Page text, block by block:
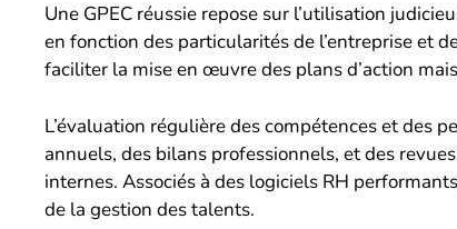
Une GPEC réussie repose sur l’utilisation
en fonction des particularités de l’entreprise et
faciliter la mise en œuvre des plans d’action
L’évaluation régulière des compétences et des
annuels, des bilans professionnels, et des
internes. Associés à des logiciels RH
de la gestion des talents.